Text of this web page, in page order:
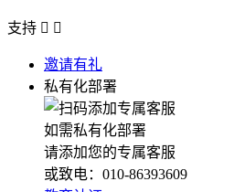
支持  
邀请有礼
私有化部署
如需私有化部署
请添加您的专属客服
或致电：010-86393609